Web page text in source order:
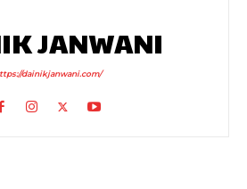
JANWANI
dainikjanwani.com/